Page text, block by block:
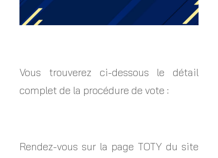
Vous trouverez ci-dessous le détail
complet de la procédure de vote :
Rendez-vous sur la page TOTY du site